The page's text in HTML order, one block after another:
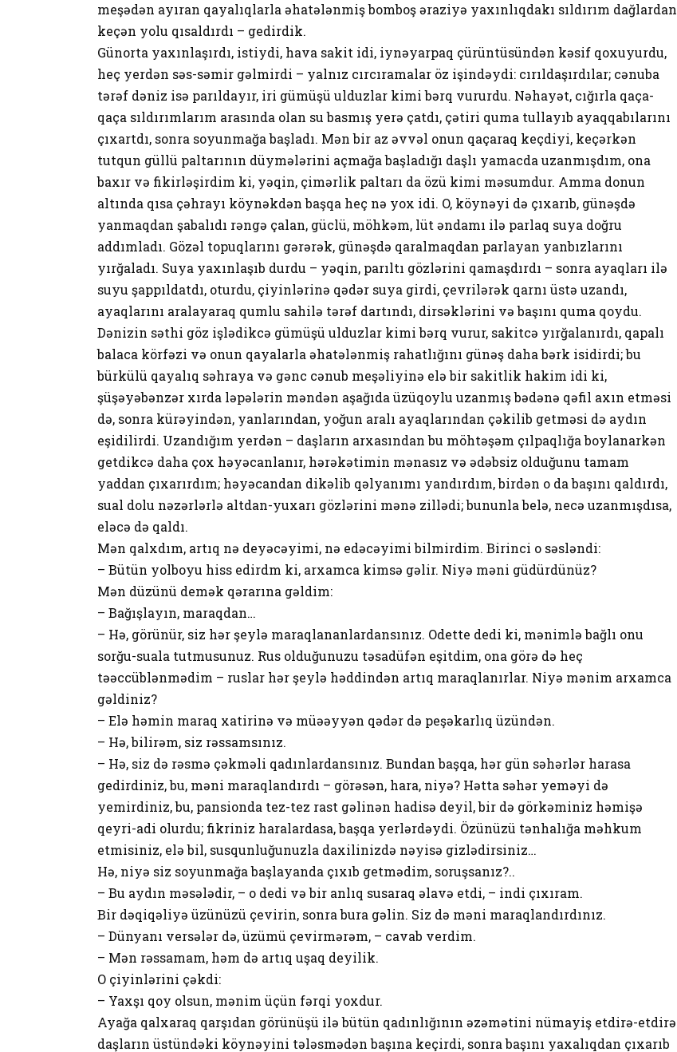
meşədən ayıran qayalıqlarla əhatələnmiş bomboş əraziyə yaxınlıqdakı sıldırım dağlardan
keçən yolu qısaldırdı – gedirdik.
Günorta yaxınlaşırdı, istiydi, hava sakit idi, iynəyarpaq çürüntüsündən kəsif qoxuyurdu,
heç yerdən səs-səmir gəlmirdi – yalnız cırcıramalar öz işindəydi: cırıldaşırdılar; cənuba
tərəf dəniz isə parıldayır, iri gümüşü ulduzlar kimi bərq vururdu. Nəhayət, cığırla qaça-
qaça sıldırımlarım arasında olan su basmış yerə çatdı, çətiri quma tullayıb ayaqqabılarını
çıxartdı, sonra soyunmağa başladı. Mən bir az əvvəl onun qaçaraq keçdiyi, keçərkən
tutqun güllü paltarının düymələrini açmağa başladığı daşlı yamacda uzanmışdım, ona
baxır və fikirləşirdim ki, yəqin, çimərlik paltarı da özü kimi məsumdur. Amma donun
altında qısa çəhrayı köynəkdən başqa heç nə yox idi. O, köynəyi də çıxarıb, günəşdə
yanmaqdan şabalıdı rəngə çalan, güclü, möhkəm, lüt əndamı ilə parlaq suya doğru
addımladı. Gözəl topuqlarını gərərək, günəşdə qaralmaqdan parlayan yanbızlarını
yırğaladı. Suya yaxınlaşıb durdu – yəqin, parıltı gözlərini qamaşdırdı – sonra ayaqları ilə
suyu şappıldatdı, oturdu, çiyinlərinə qədər suya girdi, çevrilərək qarnı üstə uzandı,
ayaqlarını aralayaraq qumlu sahilə tərəf dartındı, dirsəklərini və başını quma qoydu.
Dənizin səthi göz işlədikcə gümüşü ulduzlar kimi bərq vurur, sakitcə yırğalanırdı, qapalı
balaca körfəzi və onun qayalarla əhatələnmiş rahatlığını günəş daha bərk isidirdi; bu
bürkülü qayalıq səhraya və gənc cənub meşəliyinə elə bir sakitlik hakim idi ki,
şüşəyəbənzər xırda ləpələrin məndən aşağıda üzüqoylu uzanmış bədənə qəfil axın etməsi
də, sonra kürəyindən, yanlarından, yoğun aralı ayaqlarından çəkilib getməsi də aydın
eşidilirdi. Uzandığım yerdən – daşların arxasından bu möhtəşəm çılpaqlığa boylanarkən
getdikcə daha çox həyəcanlanır, hərəkətimin mənasız və ədəbsiz olduğunu tamam
yaddan çıxarırdım; həyəcandan dikəlib qəlyanımı yandırdım, birdən o da başını qaldırdı,
sual dolu nəzərlərlə altdan-yuxarı gözlərini mənə zillədi; bununla belə, necə uzanmışdısa,
eləcə də qaldı.
Mən qalxdım, artıq nə deyəcəyimi, nə edəcəyimi bilmirdim. Birinci o səsləndi:
– Bütün yolboyu hiss edirdm ki, arxamca kimsə gəlir. Niyə məni güdürdünüz?
Mən düzünü demək qərarına gəldim:
– Bağışlayın, maraqdan…
– Hə, görünür, siz hər şeylə maraqlananlardansınız. Odette dedi ki, mənimlə bağlı onu
sorğu-suala tutmusunuz. Rus olduğunuzu təsadüfən eşitdim, ona görə də heç
təəccüblənmədim – ruslar hər şeylə həddindən artıq maraqlanırlar. Niyə mənim arxamca
gəldiniz?
– Elə həmin maraq xatirinə və müəəyyən qədər də peşəkarlıq üzündən.
– Hə, bilirəm, siz rəssamsınız.
– Hə, siz də rəsmə çəkməli qadınlardansınız. Bundan başqa, hər gün səhərlər harasa
gedirdiniz, bu, məni maraqlandırdı – görəsən, hara, niyə? Hətta səhər yeməyi də
yemirdiniz, bu, pansionda tez-tez rast gəlinən hadisə deyil, bir də görkəminiz həmişə
qeyri-adi olurdu; fikriniz haralardasa, başqa yerlərdəydi. Özünüzü tənhalığa məhkum
etmisiniz, elə bil, susqunluğunuzla daxilinizdə nəyisə gizlədirsiniz…
Hə, niyə siz soyunmağa başlayanda çıxıb getmədim, soruşsanız?..
– Bu aydın məsələdir, – o dedi və bir anlıq susaraq əlavə etdi, – indi çıxıram.
Bir dəqiqəliyə üzünüzü çevirin, sonra bura gəlin. Siz də məni maraqlandırdınız.
– Dünyanı versələr də, üzümü çevirmərəm, – cavab verdim.
– Mən rəssamam, həm də artıq uşaq deyilik.
O çiyinlərini çəkdi:
– Yaxşı qoy olsun, mənim üçün fərqi yoxdur.
Ayağa qalxaraq qarşıdan görünüşü ilə bütün qadınlığının əzəmətini nümayiş etdirə-etdirə
daşların üstündəki köynəyini tələsmədən başına keçirdi, sonra başını yaxalıqdan çıxarıb